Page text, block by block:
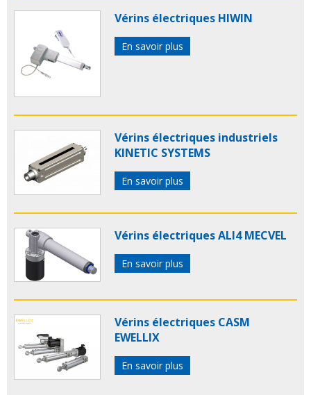
Vérins électriques HIWIN
En savoir plus
Vérins électriques industriels
KINETIC SYSTEMS
En savoir plus
Vérins électriques ALI4 MECVEL
En savoir plus
Vérins électriques CASM
EWELLIX
En savoir plus